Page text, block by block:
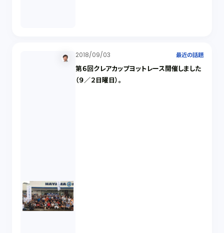
2018/09/03 最近の話題
第６回クレアカップヨットレース開催しました
（９／２日曜日）。